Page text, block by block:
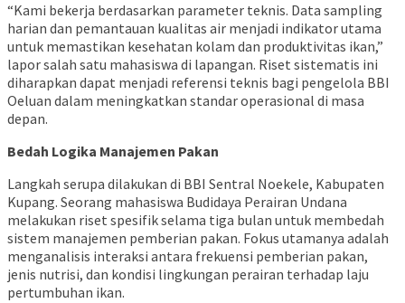
“Kami bekerja berdasarkan parameter teknis. Data sampling
harian dan pemantauan kualitas air menjadi indikator utama
untuk memastikan kesehatan kolam dan produktivitas ikan,”
lapor salah satu mahasiswa di lapangan. Riset sistematis ini
diharapkan dapat menjadi referensi teknis bagi pengelola BBI
Oeluan dalam meningkatkan standar operasional di masa
depan.
Bedah Logika Manajemen Pakan
Langkah serupa dilakukan di BBI Sentral Noekele, Kabupaten
Kupang. Seorang mahasiswa Budidaya Perairan Undana
melakukan riset spesifik selama tiga bulan untuk membedah
sistem manajemen pemberian pakan. Fokus utamanya adalah
menganalisis interaksi antara frekuensi pemberian pakan,
jenis nutrisi, dan kondisi lingkungan perairan terhadap laju
pertumbuhan ikan.